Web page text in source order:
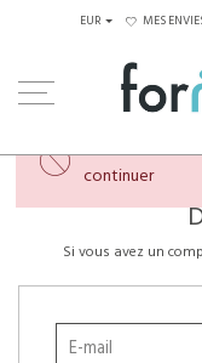
EUR MES
Veuillez créer
continuer
Si vous avez un